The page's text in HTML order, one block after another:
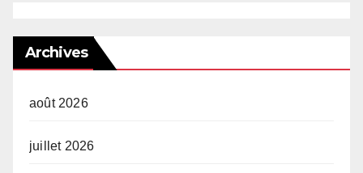
Archives
août 2026
juillet 2026